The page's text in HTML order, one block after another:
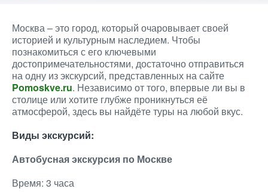
Москва – это город, который очаровывает своей
историей и культурным наследием. Чтобы
познакомиться с его ключевыми
достопримечательностями, достаточно отправиться
на одну из экскурсий, представленных на сайте
Pomoskve.ru. Независимо от того, впервые ли вы в
столице или хотите глубже проникнуться её
атмосферой, здесь вы найдёте туры на любой вкус.
Виды экскурсий:
Автобусная экскурсия по Москве
Время: 3 часа